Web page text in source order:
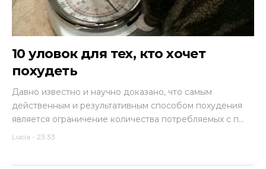
10 уловок для тех, кто хочет
похудеть
Давно известно и научно доказано, что самым
действенным и результативным способом похудения
является ограничение количества потребляемых с п...
Lucia - 23:33